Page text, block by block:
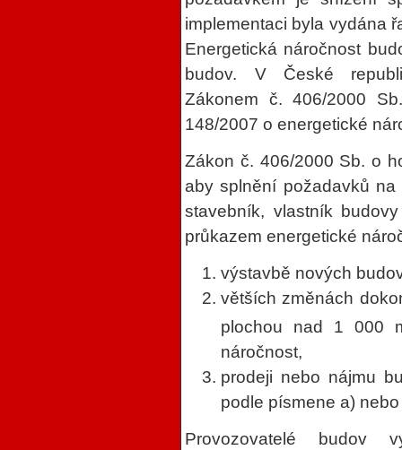
implementaci byla vydána
Energetická náročnost
budov. V České
Zákonem č. 406/2000
148/2007 o energetické
Zákon č. 406/2000 Sb. o
aby splnění požadavků na
stavebník, vlastník
průkazem energetické
výstavbě nových
větších změnách
plochou nad 1 000
náročnost,
prodeji nebo nájmu
podle písmene a)
Provozovatelé budov